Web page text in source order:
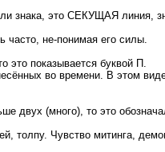
знака, это СЕКУЩАЯ линия,
часто, не-понимая его силы.
это показывается буквой П.
во времени. В этом
двух (много), то это
Чувство митинга,